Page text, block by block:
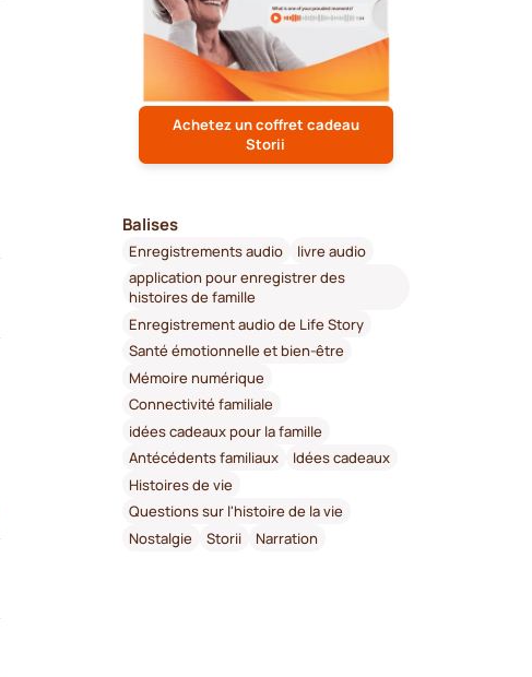
Achetez un coffret cadeau
Storii
Balises
Enregistrements audio
livre audio
application pour enregistrer des
histoires de famille
Enregistrement audio de Life Story
Santé émotionnelle et bien-être
Mémoire numérique
Connectivité familiale
idées cadeaux pour la famille
Antécédents familiaux
Idées cadeaux
Histoires de vie
Questions sur l'histoire de la vie
Nostalgie
Storii Narration